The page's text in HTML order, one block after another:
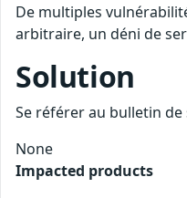
De multiples
arbitraire, un déni de
Solution
Se référer au bulletin
None
Impacted products